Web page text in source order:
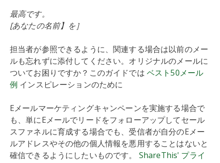
最高です。
[あなたの名前】を］
担当者が参照できるように、関連する場合は以前のメー
ルも忘れずに添付してください。オリジナルのメールに
ついてお困りですか？このガイドでは ベスト50メール
例 インスピレーションのために
Eメールマーケティングキャンペーンを実施する場合で
も、単にEメールでリードをフォローアップしてセール
スファネルに育成する場合でも、受信者が自分のEメー
ルアドレスやその他の個人情報を悪用することはないと
確信できるようにしたいものです。 ShareThis' プライ